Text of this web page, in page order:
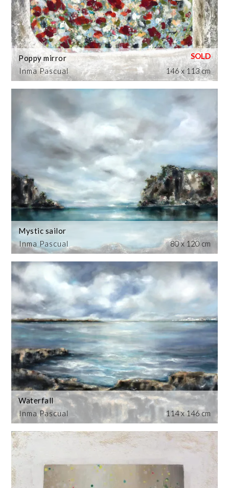
Inma Pascual
Poppy mirror
146 x 113 cm
Inma Pascual
Mystic sailor
80 x 120 cm
Inma Pascual
Waterfall
114 x 146 cm